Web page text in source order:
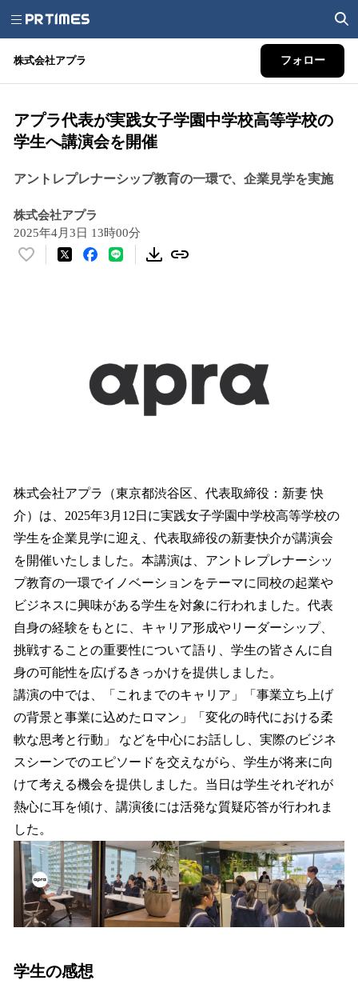
株式会社アプラ フォロー
アプラ代表が実践女子学園中学校高等学校の
学生へ講演会を開催
アントレプレナーシップ教育の一環で、企業見学を実施
株式会社アプラ
2025年4月3日 13時00分
い
株式会社アプラ（東京都渋谷区、代表取締役：新妻 快
介）は、2025年3月12日に実践女子学園中学校高等学校の
学生を企業見学に迎え、代表取締役の新妻快介が講演会
を開催いたしました。本講演は、アントレプレナーシッ
プ教育の一環でイノベーションをテーマに同校の起業や
ビジネスに興味がある学生を対象に行われました。代表
自身の経験をもとに、キャリア形成やリーダーシップ、
挑戦することの重要性について語り、学生の皆さんに自
身の可能性を広げるきっかけを提供しました。
講演の中では、「これまでのキャリア」「事業立ち上げ
の背景と事業に込めたロマン」「変化の時代における柔
軟な思考と行動」 などを中心にお話しし、実際のビジネ
スシーンでのエピソードを交えながら、学生が将来に向
けて考える機会を提供しました。当日は学生それぞれが
熱心に耳を傾け、講演後には活発な質疑応答が行われま
した。
学生の感想